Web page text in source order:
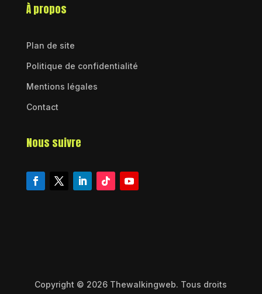
À propos
Plan de site
Politique de confidentialité
Mentions légales
Contact
Nous suivre
Copyright © 2026 Thewalkingweb. Tous droits